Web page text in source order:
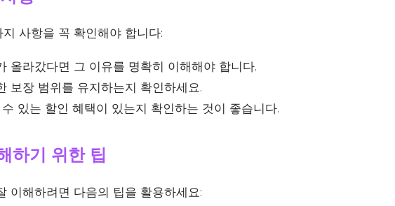
사항을 꼭 확인해야 합니다:
올라갔다면 그 이유를 명확히 이해해야 합니다.
보장 범위를 유지하는지 확인하세요.
있는 할인 혜택이 있는지 확인하는 것이 좋습니다.
하기 위한 팁
이해하려면 다음의 팁을 활용하세요: